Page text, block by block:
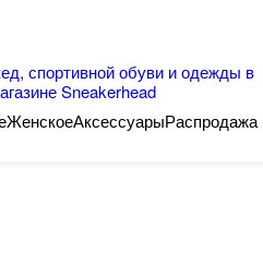
ЖенскоеАксессуарыРаспродажа